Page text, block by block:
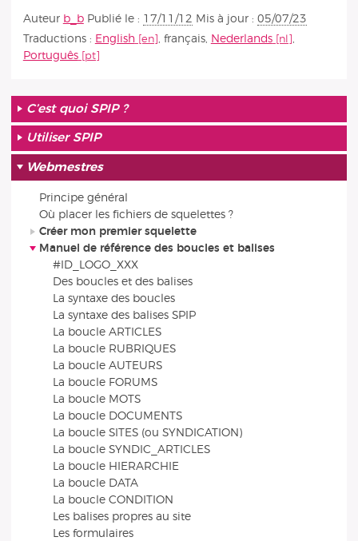
Auteur b_b Publié le : 17/11/12 Mis à jour : 05/07/23
Traductions : English , français, Nederlands
,
Português
C’est quoi SPIP ?
Utiliser SPIP
Webmestres
Principe général
Où placer les fichiers de squelettes ?
Créer mon premier squelette
Manuel de référence des boucles et balises
#ID_LOGO_XXX
Des boucles et des balises
La syntaxe des boucles
La syntaxe des balises SPIP
La boucle ARTICLES
La boucle RUBRIQUES
La boucle AUTEURS
La boucle FORUMS
La boucle MOTS
La boucle DOCUMENTS
La boucle SITES (ou SYNDICATION)
La boucle SYNDIC_ARTICLES
La boucle HIERARCHIE
La boucle DATA
La boucle CONDITION
Les balises propres au site
Les formulaires